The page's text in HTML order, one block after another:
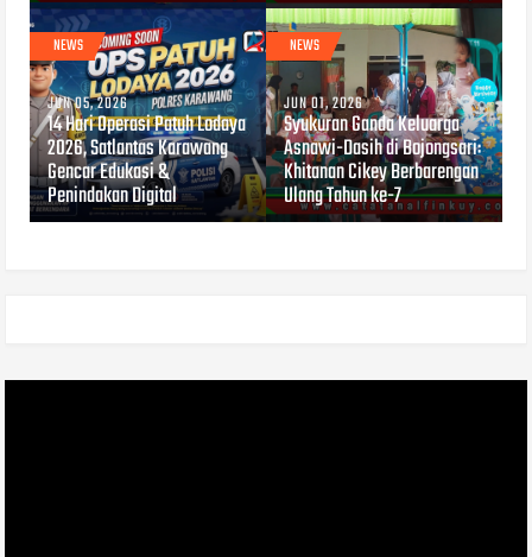
NEWS
JUN 05, 2026
14 Hari Operasi Patuh Lodaya
2026, Satlantas Karawang
Gencar Edukasi &
Penindakan Digital
NEWS
JUN 01, 2026
Syukuran Ganda Keluarga
Asnawi-Dasih di Bojongsari:
Khitanan Cikey Berbarengan
Ulang Tahun ke-7